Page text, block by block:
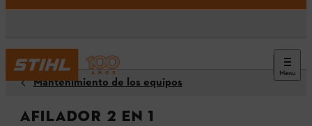
Menu
Mantenimiento de los equipos
Afilador 2 en 1